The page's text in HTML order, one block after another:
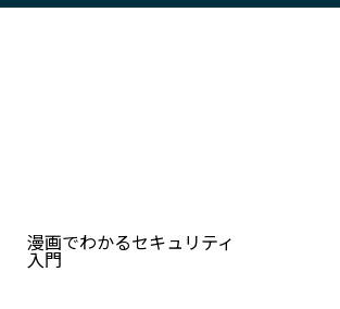
漫画でわかるセキュリティ
入門